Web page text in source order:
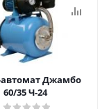
автомат Джамбо
60/35 Ч-24